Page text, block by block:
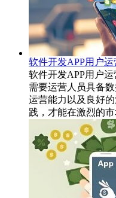
软件开发APP用户
软件开发APP用户
需要运营人员具备
运营能力以及良好
践，才能在激烈的市